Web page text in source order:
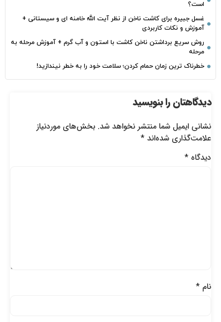
است؟
غسل جبیره برای کاشت ناخن از نظر آیت الله خامنه ای و سیستانی +
آموزش و نکات کاربردی
روش سریع برداشتن ناخن کاشت با استون و آب گرم + آموزش مرحله به
مرحله
خطرناک‌ ترین زمان‌ حمام کردن؛ سلامت خود را به خطر نیندازید!
دیدگاهتان را بنویسید
نشانی ایمیل شما منتشر نخواهد شد. بخش‌های موردنیاز
علامت‌گذاری شده‌اند*
دیدگاه*
نام*